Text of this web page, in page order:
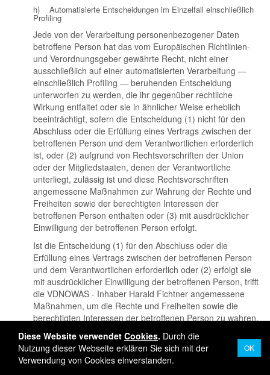
Diese Website verwendet Cookies. Durch die
Nutzung dieser Webseite erklären Sie sich mit der
Verwendung von Cookies einverstanden.
OK
h) Automatisierte Entscheidungen im Einzelfall einschließlich
Profiling
Jede von der Verarbeitung personenbezogener Daten
betroffene Person hat das vom Europäischen Richtlinien-
und Verordnungsgeber gewährte Recht, nicht einer
ausschließlich auf einer automatisierten Verarbeitung —
einschließlich Profiling — beruhenden Entscheidung
unterworfen zu werden, die ihr gegenüber rechtliche
Wirkung entfaltet oder sie in ähnlicher Weise erheblich
beeinträchtigt, sofern die Entscheidung (1) nicht für den
Abschluss oder die Erfüllung eines Vertrags zwischen der
betroffenen Person und dem Verantwortlichen erforderlich
ist, oder (2) aufgrund von Rechtsvorschriften der Union
oder der Mitgliedstaaten, denen der Verantwortliche
unterliegt, zulässig ist und diese Rechtsvorschriften
angemessene Maßnahmen zur Wahrung der Rechte und
Freiheiten sowie der berechtigten Interessen der
betroffenen Person enthalten oder (3) mit ausdrücklicher
Einwilligung der betroffenen Person erfolgt.
Ist die Entscheidung (1) für den Abschluss oder die
Erfüllung eines Vertrags zwischen der betroffenen Person
und dem Verantwortlichen erforderlich oder (2) erfolgt sie
mit ausdrücklicher Einwilligung der betroffenen Person, trifft
die VDNOWAS - Inhaber Harald Fichtner angemessene
Maßnahmen, um die Rechte und Freiheiten sowie die
berechtigten Interessen der betroffenen Person zu wahren,
wozu mindestens das Recht auf Erwirkung des Eingreifens
einer Person seitens des Verantwortlichen, auf Darlegung
des eigenen Standpunkts und auf Anfechtung der
Entscheidung gehört.